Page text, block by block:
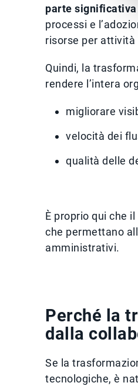
parte
processi e
risorse per
Quindi, la
rendere l’intera
migliorare
velocità dei
qualità delle
È proprio qui che
che permettano
amministrativi.
Perché la
dalla
Se la
tecnologiche, è